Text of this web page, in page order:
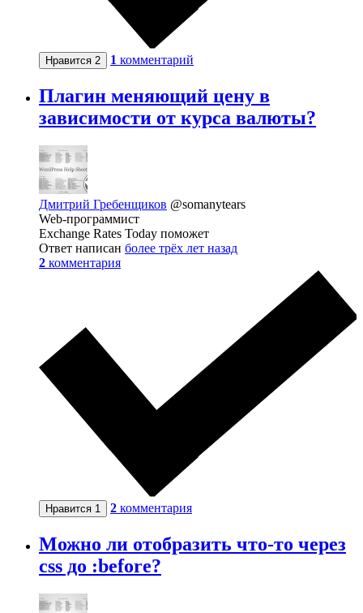
Нравится 2 1 комментарий
Плагин меняющий цену в
зависимости от курса валюты?
Дмитрий Гребенщиков @somanytears
Web-программист
Exchange Rates Today поможет
Ответ написан более трёх лет назад
2 комментария
Нравится 1 2 комментария
Можно ли отобразить что-то через
css до :before?